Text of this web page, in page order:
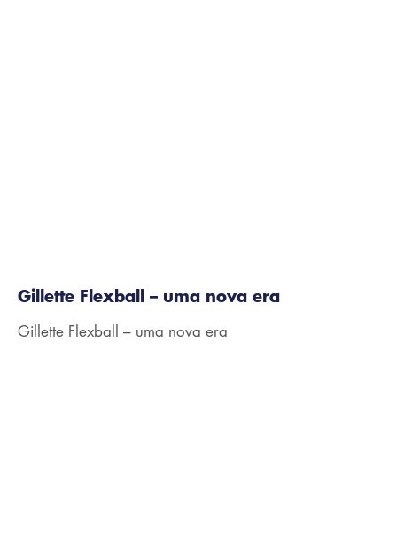
Gillette Flexball – uma nova era
Gillette Flexball – uma nova era